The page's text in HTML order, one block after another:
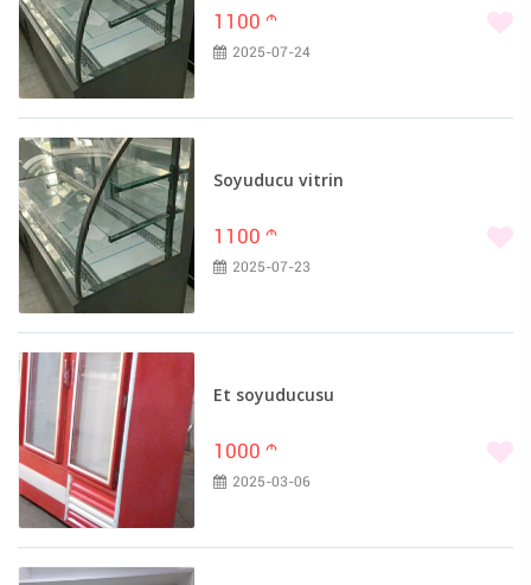
1100 m
2025-07-24
Soyuducu vitrin
1100 m
2025-07-23
Et soyuducusu
1000 m
2025-03-06